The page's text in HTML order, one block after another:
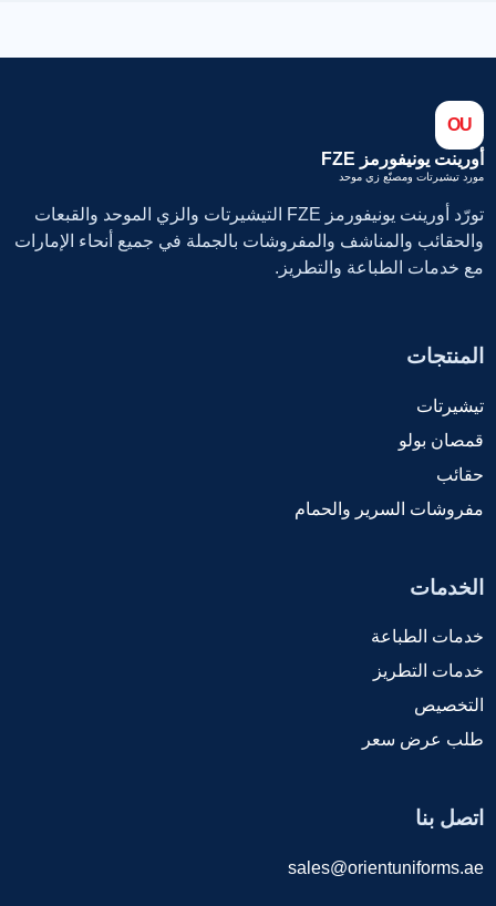
OU
أورينت يونيفورمز FZE
مورد تيشيرتات ومصنّع زي موحد
تورّد أورينت يونيفورمز FZE التيشيرتات والزي الموحد والقبعات
والحقائب والمناشف والمفروشات بالجملة في جميع أنحاء الإمارات
مع خدمات الطباعة والتطريز.
المنتجات
تيشيرتات
قمصان بولو
حقائب
مفروشات السرير والحمام
الخدمات
خدمات الطباعة
خدمات التطريز
التخصيص
طلب عرض سعر
اتصل بنا
sales@orientuniforms.ae